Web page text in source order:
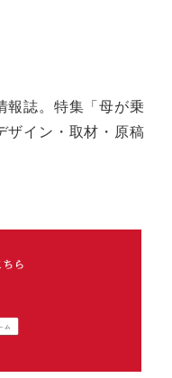
報誌。特集「母が乗
ザイン・取材・原稿